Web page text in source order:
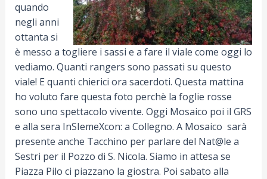
quando
negli anni
ottanta si
è messo a togliere i sassi e a fare il viale come oggi lo
vediamo. Quanti rangers sono passati su questo
viale! E quanti chierici ora sacerdoti. Questa mattina
ho voluto fare questa foto perchè la foglie rosse
sono uno spettacolo vivente. Oggi Mosaico poi il GRS
e alla sera InSIemeXcon: a Collegno. A Mosaico sarà
presente anche Tacchino per parlare del Nat@le a
Sestri per il Pozzo di S. Nicola. Siamo in attesa se
Piazza Pilo ci piazzano la giostra. Poi sabato alla